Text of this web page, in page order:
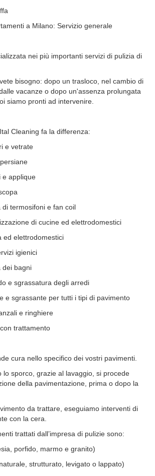
a Milano: Servizio generale
nei più importanti servizi di pulizia di
bisogno: dopo un trasloco, nel cambio di
vacanze o dopo un'assenza prolungata
siamo pronti ad intervenire.
Cleaning fa la differenza:
e vetrate
e applique
di termosifoni e fan coil
di cucine ed elettrodomestici
ed elettrodomestici
igienici
dei bagni
e sgrassatura degli arredi
e sgrassante per tutti i tipi di pavimento
e ringhiere
trattamento
cura nello specifico dei vostri pavimenti.
lo sporco, grazie al lavaggio, si procede
della pavimentazione, prima o dopo la
da trattare, eseguiamo interventi di
con la cera.
trattati dall’impresa di pulizie sono:
porfido, marmo e granito)
strutturato, levigato o lappato)